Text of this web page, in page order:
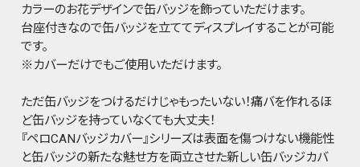
カラーのお花デザインで缶バッジを飾っていただけます。
台座付きなので缶バッジを立ててディスプレイすることが可能
です。
※カバーだけでもご使用いただけます。
ただ缶バッジをつけるだけじゃもったいない！痛バを作れるほ
ど缶バッジを持っていなくても大丈夫！
『ペロCANバッジカバー』シリーズは表面を傷つけない機能性
と缶バッジの新たな魅せ方を両立させた新しい缶バッジカバ